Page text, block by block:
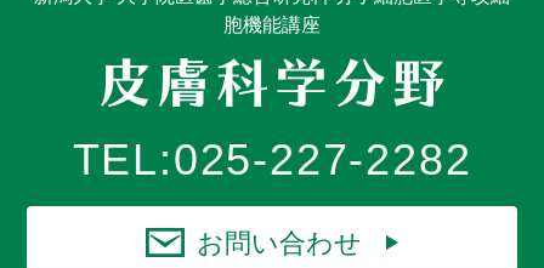
胞機能講座
TEL:025-227-2282
お問い合わせ